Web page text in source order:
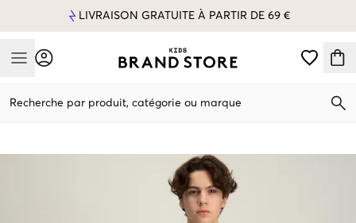
LIVRAISON GRATUITE À PARTIR DE 69 €
Mobile Menu
Recherche par produit, catégorie ou marque